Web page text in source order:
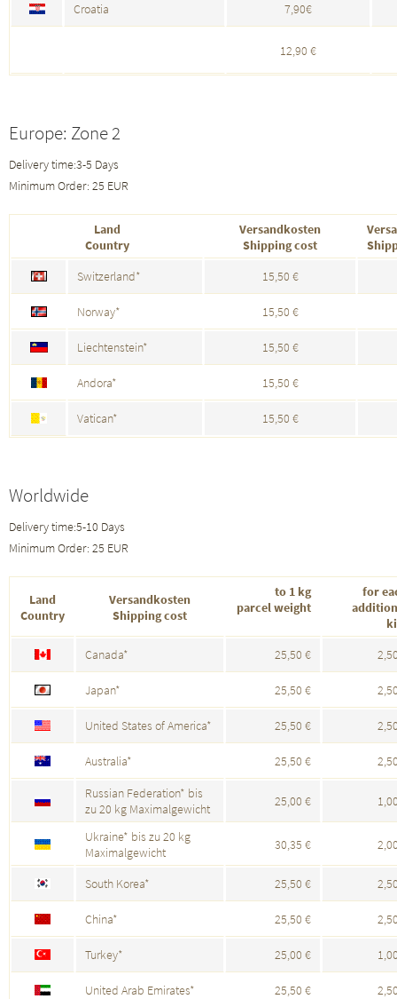
Croatia 7,90€
12,90 €
Europe: Zone 2
Delivery time:3-5 Days
Minimum Order: 25 EUR
Land
Country
Versandkosten
Shipping cost
Switzerland*
15,50 €
Norway* 15,50 €
Liechtenstein* 15,50 €
Andora* 15,50 €
Vatican* 15,50 €
Worldwide
Delivery time:5-10 Days
Minimum Order: 25 EUR
Land
Country
Versandkosten
Shipping cost
to 1 kg
parcel weight
for
Canada*
25,50 €
Japan* 25,50 €
United States of America* 25,50 €
Australia* 25,50 €
Russian Federation* bis
zu 20 kg Maximalgewicht
25,00 €
Ukraine* bis zu 20 kg
Maximalgewicht
30,35 €
South Korea* 25,50 €
China* 25,50 €
Turkey* 25,00 €
United Arab Emirates* 25,50 €